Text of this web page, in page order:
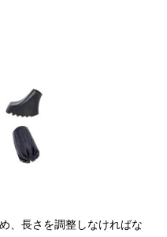
、長さを調整しなければな